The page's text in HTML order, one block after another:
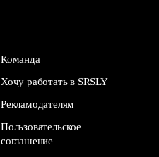
Команда
Хочу работать в SRSLY
Рекламодателям
Пользовательское
соглашение